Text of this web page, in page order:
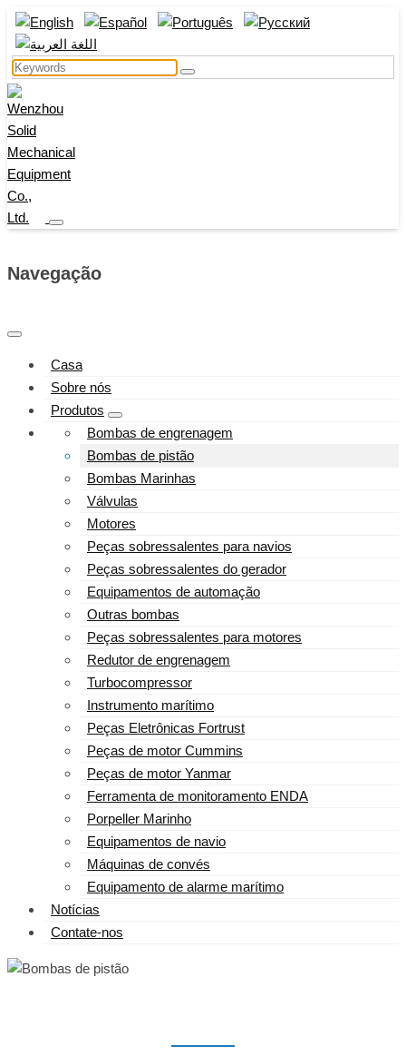
Navegação
Casa
Sobre nós
Produtos
Bombas de engrenagem
Bombas de pistão
Bombas Marinhas
Válvulas
Motores
Peças sobressalentes para navios
Peças sobressalentes do gerador
Equipamentos de automação
Outras bombas
Peças sobressalentes para motores
Redutor de engrenagem
Turbocompressor
Instrumento marítimo
Peças Eletrônicas Fortrust
Peças de motor Cummins
Peças de motor Yanmar
Ferramenta de monitoramento ENDA
Porpeller Marinho
Equipamentos de navio
Máquinas de convés
Equipamento de alarme marítimo
Notícias
Contate-nos